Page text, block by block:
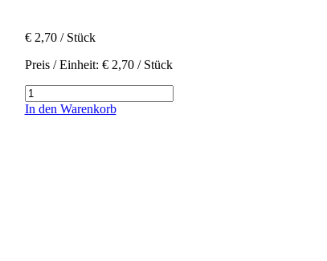
€2,70/ Stück
Preis / Einheit: €2,70/ Stück
Heumilch
Menge
In den Warenkorb